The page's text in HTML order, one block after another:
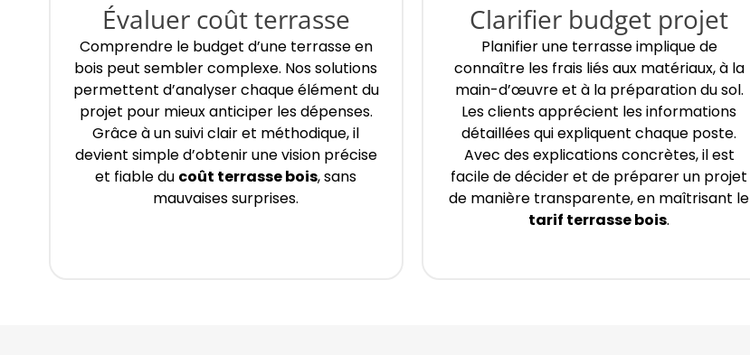
Évaluer coût terrasse
Comprendre le budget d’une terrasse en
bois peut sembler complexe. Nos solutions
permettent d’analyser chaque élément du
projet pour mieux anticiper les dépenses.
Grâce à un suivi clair et méthodique, il
devient simple d’obtenir une vision précise
et fiable du coût terrasse bois, sans
mauvaises surprises.
Clarifier budget projet
Planifier une terrasse implique de
connaître les frais liés aux matériaux, à la
main-d’œuvre et à la préparation du sol.
Les clients apprécient les informations
détaillées qui expliquent chaque poste.
Avec des explications concrètes, il est
facile de décider et de préparer un projet
de manière transparente, en maîtrisant le
tarif terrasse bois.